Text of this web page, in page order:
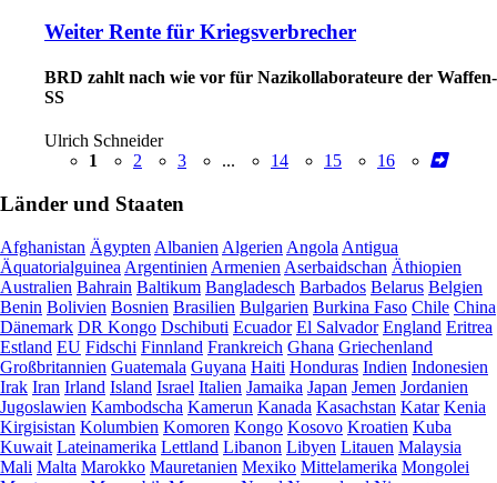
Weiter Rente für Kriegsverbrecher
BRD zahlt nach wie vor für Nazikollaborateure der Waffen-
SS
Ulrich Schneider
1
2 3 ... 14 15 16
Länder und Staaten
Afghanistan Ägypten Albanien Algerien Angola Antigua
Äquatorialguinea Argentinien Armenien Aserbaidschan Äthiopien
Australien Bahrain Baltikum Bangladesch Barbados Belarus Belgien
Benin Bolivien Bosnien Brasilien Bulgarien Burkina Faso Chile China
Dänemark DR Kongo Dschibuti Ecuador El Salvador England Eritrea
Estland EU Fidschi Finnland Frankreich Ghana Griechenland
Großbritannien Guatemala Guyana Haiti Honduras Indien Indonesien
Irak Iran Irland Island Israel Italien Jamaika Japan Jemen Jordanien
Jugoslawien Kambodscha Kamerun Kanada Kasachstan Katar Kenia
Kirgisistan Kolumbien Komoren Kongo Kosovo Kroatien Kuba
Kuwait Lateinamerika Lettland Libanon Libyen Litauen Malaysia
Mali Malta Marokko Mauretanien Mexiko Mittelamerika Mongolei